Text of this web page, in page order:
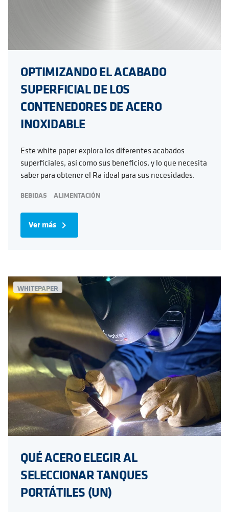
OPTIMIZANDO EL ACABADO
SUPERFICIAL DE LOS
CONTENEDORES DE ACERO
INOXIDABLE
Este white paper explora los diferentes acabados
superficiales, así como sus beneficios, y lo que necesita
saber para obtener el Ra ideal para sus necesidades.
BEBIDAS ALIMENTACIÓN
Ver más navigate_next
WHITEPAPER
QUÉ ACERO ELEGIR AL
SELECCIONAR TANQUES
PORTÁTILES (UN)